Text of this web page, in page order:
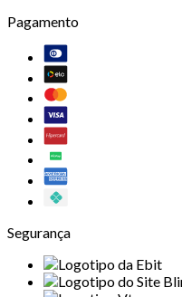
Pagamento
Segurança